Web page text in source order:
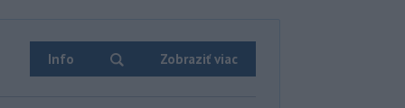
Info Zobraziť viac